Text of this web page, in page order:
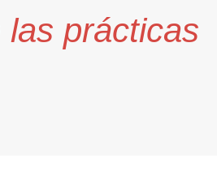
las prácticas